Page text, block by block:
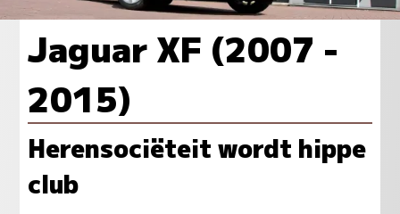
Jaguar XF (2007 -
2015)
Herensociëteit wordt hippe
club